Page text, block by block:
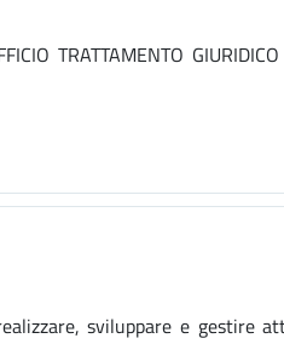
TRATTAMENTO GIURIDICO
sviluppare e gestire